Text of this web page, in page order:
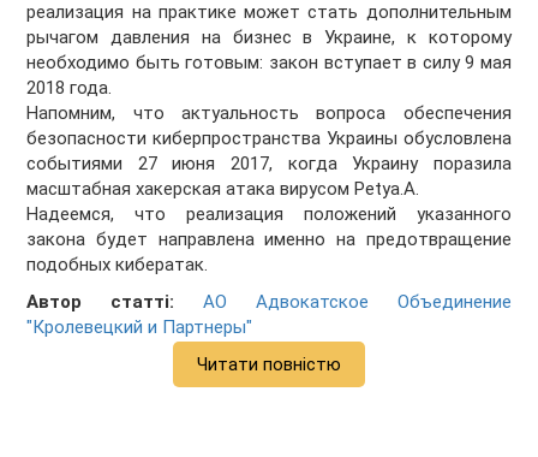
реализация на практике может стать дополнительным
рычагом давления на бизнес в Украине, к которому
необходимо быть готовым: закон вступает в силу 9 мая
2018 года.
Напомним, что актуальность вопроса обеспечения
безопасности киберпространства Украины обусловлена
событиями 27 июня 2017, когда Украину поразила
масштабная хакерская атака вирусом Petya.A.
Надеемся, что реализация положений указанного
закона будет направлена именно на предотвращение
подобных кибератак.
Автор статті:
АО Адвокатское Объединение
"Кролевецкий и Партнеры"
Читати повністю